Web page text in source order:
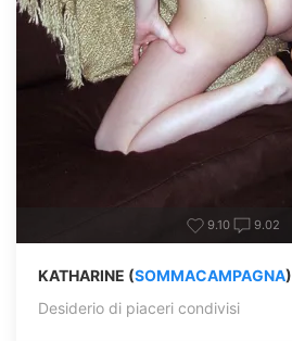
9.10 9.02
KATHARINE (SOMMACAMPAGNA)
Desiderio di piaceri condivisi